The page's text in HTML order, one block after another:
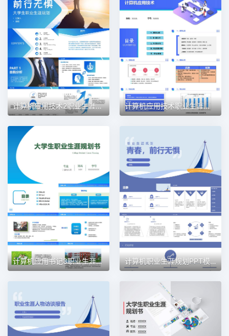
计算机应用技术2职业生涯规划PPT模板 计算机应用技术职业生涯规划PPT模板
计算机应用书记3职业生涯规划PPT模板 计算机职业生涯规划PPT模板